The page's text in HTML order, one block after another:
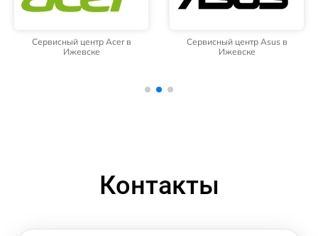
Сервисный центр Acer в
Ижевске
Сервисный центр Asus в
Ижевске
Контакты